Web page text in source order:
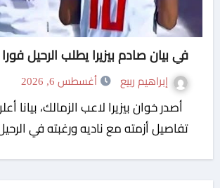
في بيان صادم بيزيرا يطلب الرحيل
إبراهيم ربيع أغسطس 6, 2026
أصدر خوان بيزيرا لاعب الزمالك، بيانا أعلن فيه
تفاصيل أزمته مع ناديه ورغبته في